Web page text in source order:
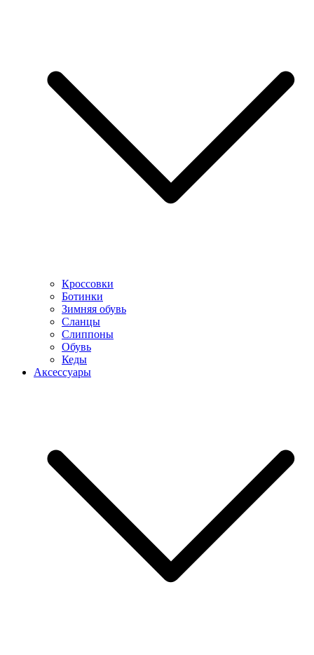
Кроссовки
Ботинки
Зимняя обувь
Сланцы
Слиппоны
Обувь
Кеды
Аксессуары